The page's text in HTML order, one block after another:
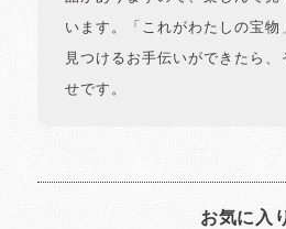
います。「これがわたしの宝物
見つけるお手伝いができたら
せです。
お気に入